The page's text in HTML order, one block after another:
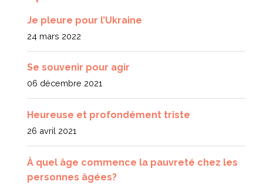
Je pleure pour l’Ukraine
24 mars 2022
Se souvenir pour agir
06 décembre 2021
Heureuse et profondément triste
26 avril 2021
À quel âge commence la pauvreté chez les
personnes âgées?